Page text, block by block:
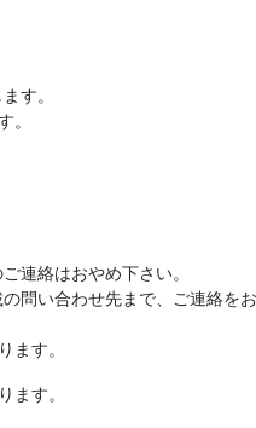
す。
。
連絡はおやめ下さい。
問い合わせ先まで、ご連絡をお
ます。
ます。